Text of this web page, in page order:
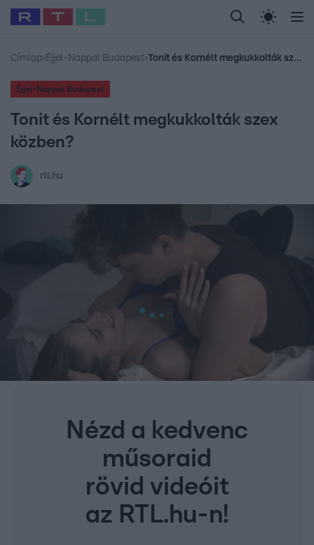
Legfrissebb RTL Híradó Randi Celeb vagyok,
Babits Marcella Most Wanted Gallusz
Címlap› Éjjel-Nappal Budapest› Tonit és Kornélt megkukkolták szex közben?
Éjjel-Nappal Budapest
Tonit és Kornélt megkukkolták szex
közben?
rtl.hu
Nézd a kedvenc
műsoraid
rövid videóit
az RTL.hu-n!